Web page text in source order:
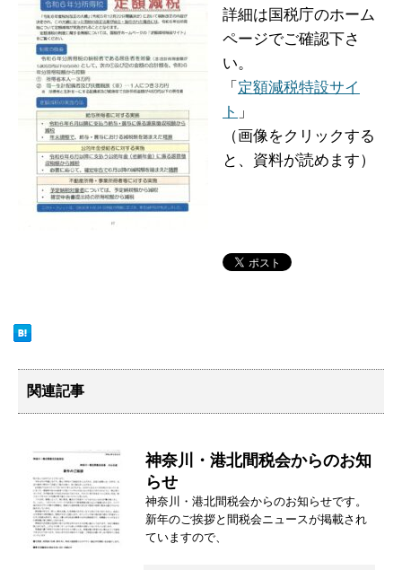
詳細は国税庁のホーム
ページでご確認下さ
い。
「 定額減税特設サイ
ト 」
（画像をクリックする
と、資料が読めます）
関連記事
神奈川・港北間税会からのお知
らせ
神奈川・港北間税会からのお知らせです。
新年のご挨拶と間税会ニュースが掲載され
ていますので、